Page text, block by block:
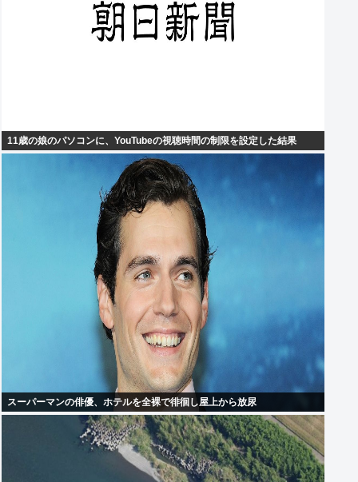
11歳の娘のパソコンに、YouTubeの視聴時間の制限を設定した結果
スーパーマンの俳優、ホテルを全裸で徘徊し屋上から放尿